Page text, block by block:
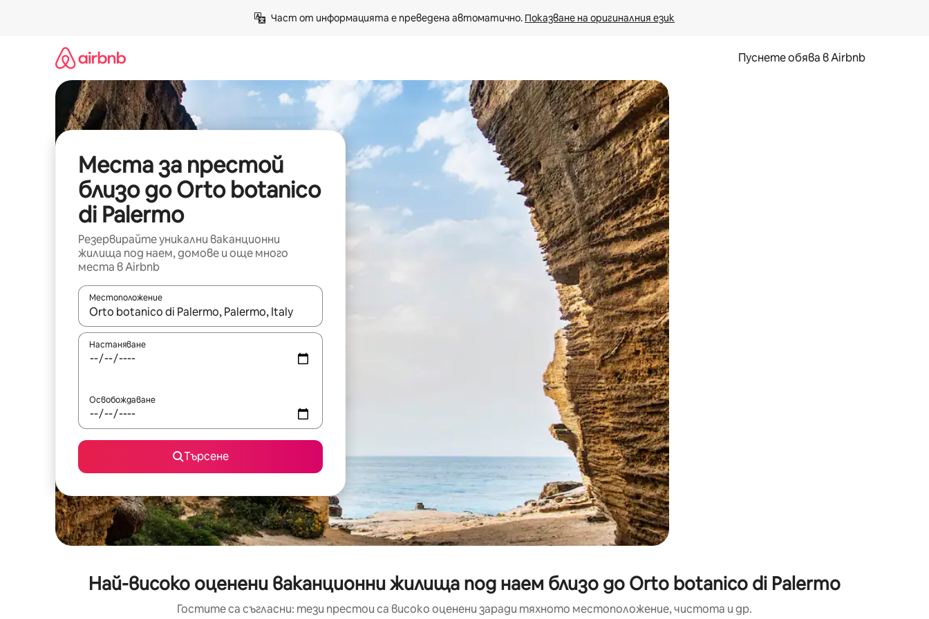
Част от информацията е преведена автоматично. Показване на оригиналния език
Пуснете обява в Airbnb
Места за престой
близо до Orto botanico
di Palermo
Резервирайте уникални ваканционни
жилища под наем, домове и още много
места в Airbnb
Местоположение
Когато резултатите се покажат, използвайте клавишите със стрелки нагоре и надолу или навигирайте с докосване или плъзгане.
Настаняване
Освобождаване
Търсене
Най-високо оценени ваканционни жилища под наем близо до Orto botanico di Palermo
Гостите са съгласни: тези престои са високо оценени заради тяхното местоположение, чистота и др.